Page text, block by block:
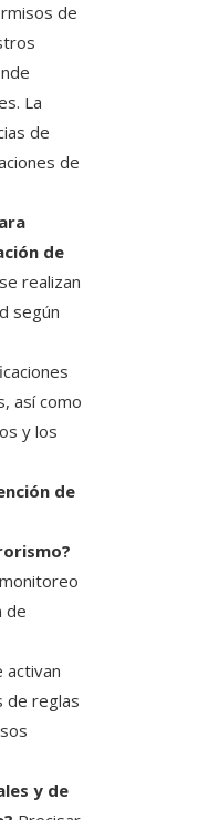
de
La
de
de
de
realizan
según
así como
y los
de
de
activan
de reglas
y de